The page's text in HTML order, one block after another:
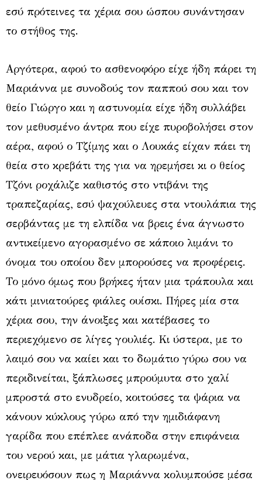
εσύ πρότεινες τα χέρια σου ώσπου συνάντησαν
το στήθος της.
Αργότερα, αφού το ασθενοφόρο είχε ήδη πάρει τη
Μαριάννα με συνοδούς τον παππού σου και τον
θείο Γιώργο και η αστυνομία είχε ήδη συλλάβει
τον μεθυσμένο άντρα που είχε πυροβολήσει στον
αέρα, αφού ο Τζίμης και ο Λουκάς είχαν πάει τη
θεία στο κρεβάτι της για να ηρεμήσει κι ο θείος
Τζόνι ροχάλιζε καθιστός στο ντιβάνι της
τραπεζαρίας, εσύ ψαχούλευες στα ντουλάπια της
σερβάντας με τη ελπίδα να βρεις ένα άγνωστο
αντικείμενο αγορασμένο σε κάποιο λιμάνι το
όνομα του οποίου δεν μπορούσες να προφέρεις.
Το μόνο όμως που βρήκες ήταν μια τράπουλα και
κάτι μινιατούρες φιάλες ουίσκι. Πήρες μία στα
χέρια σου, την άνοιξες και κατέβασες το
περιεχόμενο σε λίγες γουλιές. Κι ύστερα, με το
λαιμό σου να καίει και το δωμάτιο γύρω σου να
περιδινείται, ξάπλωσες μπρούμυτα στο χαλί
μπροστά στο ενυδρείο, κοιτούσες τα ψάρια να
κάνουν κύκλους γύρω από την ημιδιάφανη
γαρίδα που επέπλεε ανάποδα στην επιφάνεια
του νερού και, με μάτια γλαρωμένα,
ονειρευόσουν πως η Μαριάννα κολυμπούσε μέσα